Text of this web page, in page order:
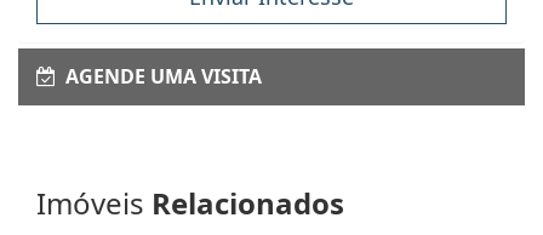
Enviar Interesse